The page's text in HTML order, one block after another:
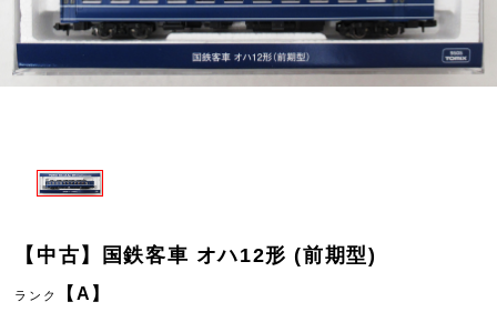
【中古】国鉄客車 オハ12形 (前期型)
ランク 【A】